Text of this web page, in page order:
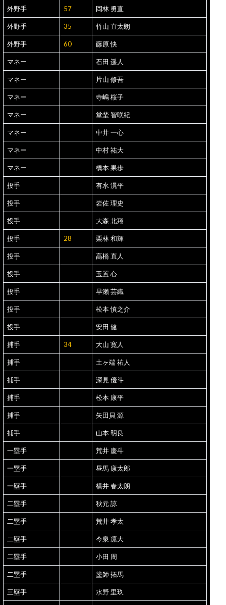
外野手 57 岡林 勇直
外野手 35 竹山 直太朗
外野手 60 藤原 快
マネー 石田 遥人
マネー 片山 修吾
マネー 寺嶋 桜子
マネー 堂埜 智咲紀
マネー 中井 一心
マネー 中村 祐大
マネー 橋本 果歩
投手 有水 滉平
投手 岩佐 理史
投手 大森 北翔
投手 28 栗林 和輝
投手 高橋 直人
投手 玉置 心
投手 早瀨 芸織
投手 松本 慎之介
投手 安田 健
捕手 34 大山 寛人
捕手 土ヶ端 祐人
捕手 深見 優斗
捕手 松本 康平
捕手 矢田貝 源
捕手 山本 明良
一塁手 荒井 慶斗
一塁手 昼馬 康太郎
一塁手 横井 春太朗
二塁手 秋元 諒
二塁手 荒井 孝太
二塁手 今泉 凛大
二塁手 小田 周
二塁手 塗師 拓馬
三塁手 水野 里玖